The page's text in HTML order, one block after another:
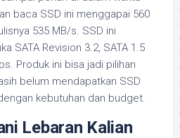
baca SSD ini menggapai 560
535 MB/s. SSD ini
SATA Revision 3.2, SATA 1.5
Produk ini bisa jadi pilihan
belum mendapatkan SSD
kebutuhan dan budget.
Lebaran Kalian